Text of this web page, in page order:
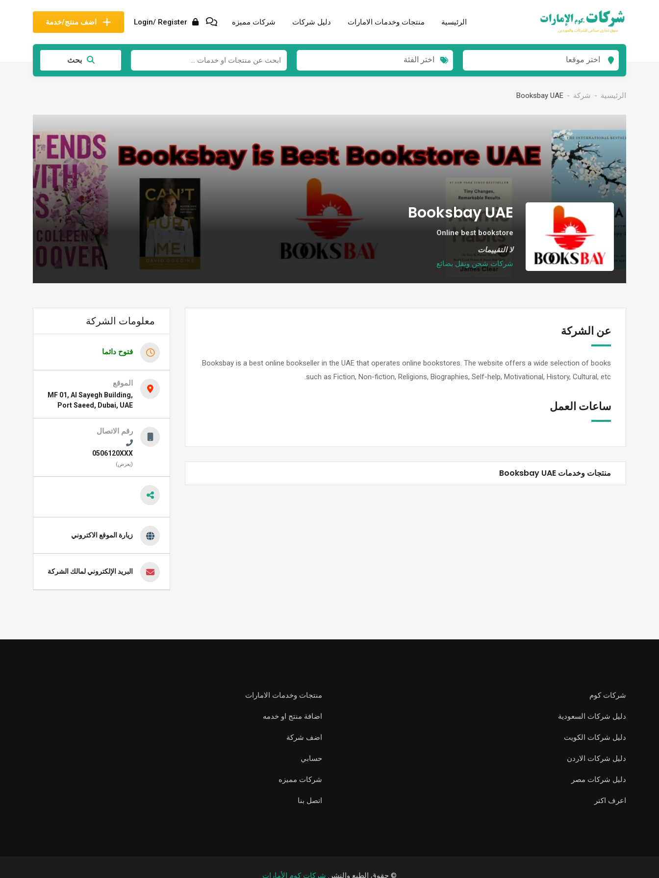
اضف منتج/خدمة Login/ Register الرئيسية منتجات وخدمات الامارات دليل شركات شركات مميزه
اختر موقعا اختر الفئة بحث
الرئيسية شركة Booksbay UAE
Booksbay UAE
Online best bookstore
لا التقييمات
شركات شحن ونقل بضائع‏
عن الشركة
Booksbay is a best online bookseller in the UAE that operates online bookstores. The website offers a wide selection of books
such as Fiction, Non-fiction, Religions, Biographies, Self-help, Motivational, History, Cultural, etc.
ساعات العمل
منتجات وخدمات Booksbay UAE
معلومات الشركة
فتوح دائما
الموقع
MF 01, Al Sayegh Building,
Port Saeed, Dubai, UAE
رقم الاتصال
0506120XXX
(يعرض)
زيارة الموقع الاكتروني
البريد الإلكتروني لمالك الشركة
شركات كوم
دليل شركات السعودية
دليل شركات الكويت
دليل شركات الاردن
دليل شركات مصر
اعرف اكتر
منتجات وخدمات الامارات
اضافة منتج او خدمه
اضف شركة
حسابي
شركات مميزه
اتصل بنا
© حقوق الطبع والنشر. شركات كوم الأمارات